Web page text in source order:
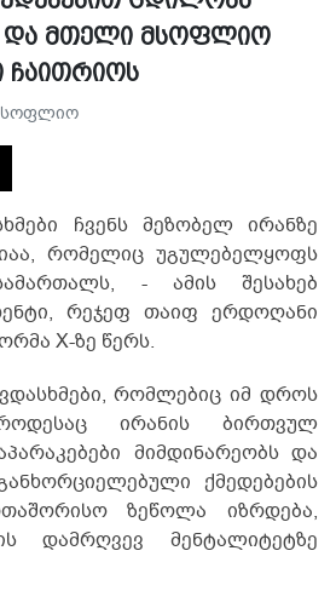
და მთელი მსოფლიო
ჩაითრიოს
ჩვენს მეზობელ ირანზე
რომელიც უგულებელყოფს
- ამის შესახებ
რეჯეფ თაიფ ერდოღანი
X-ზე წერს.
რომლებიც იმ დროს
ირანის ბირთვულ
მიმდინარეობს და
ქმედებების
ზეწოლა იზრდება,
დამრღვევ მენტალიტეტზე